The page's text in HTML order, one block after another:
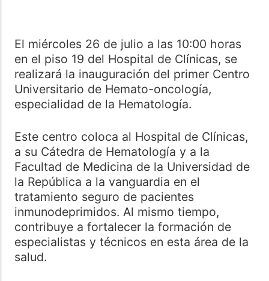
El miércoles 26 de julio a las 10:00 horas
en el piso 19 del Hospital de Clínicas, se
realizará la inauguración del primer Centro
Universitario de Hemato-oncología,
especialidad de la Hematología.
Este centro coloca al Hospital de Clínicas,
a su Cátedra de Hematología y a la
Facultad de Medicina de la Universidad de
la República a la vanguardia en el
tratamiento seguro de pacientes
inmunodeprimidos. Al mismo tiempo,
contribuye a fortalecer la formación de
especialistas y técnicos en esta área de la
salud.